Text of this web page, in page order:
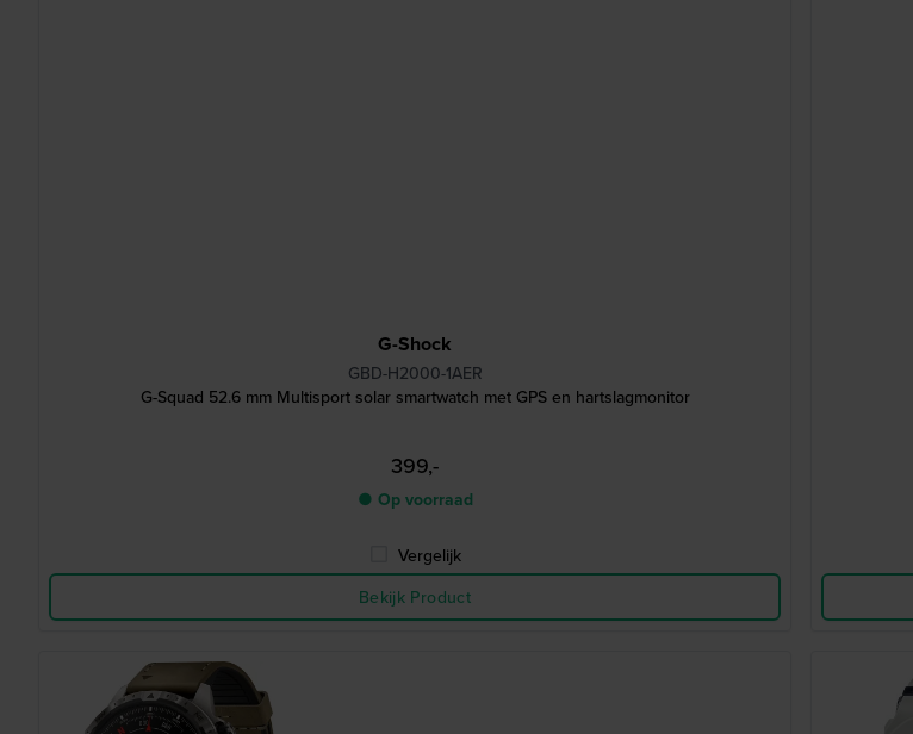
G-Shock
GBD-H2000-1AER
G-Squad 52.6 mm Multisport solar smartwatch met GPS en hartslagmonitor
399,-
● Op voorraad
Vergelijk
Bekijk Product